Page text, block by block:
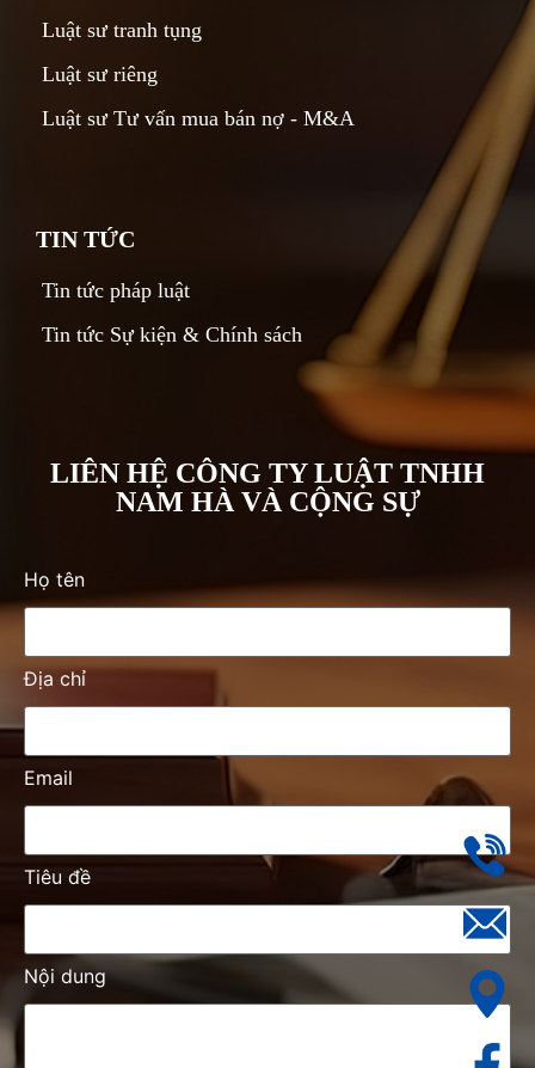
Luật sư tranh tụng
Luật sư riêng
Luật sư Tư vấn mua bán nợ - M&A
TIN TỨC
Tin tức pháp luật
Tin tức Sự kiện & Chính sách
LIÊN HỆ CÔNG TY LUẬT TNHH
NAM HÀ VÀ CỘNG SỰ
Họ tên
Địa chỉ
Email
Tiêu đề
Nội dung